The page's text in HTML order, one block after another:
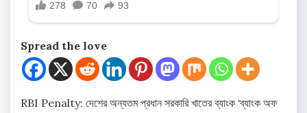
Spread the love
RBI Penalty: দেশের অন্যতম প্রধান সরকারি খাতের ব্যাংক ‘ব্যাংক অফ